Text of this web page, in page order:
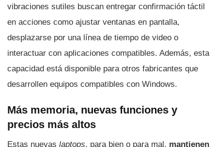
vibraciones sutiles buscan entregar confirmación táctil
en acciones como ajustar ventanas en pantalla,
desplazarse por una línea de tiempo de video o
interactuar con aplicaciones compatibles. Además, esta
capacidad está disponible para otros fabricantes que
desarrollen equipos compatibles con Windows.
Más memoria, nuevas funciones y
precios más altos
Estas nuevas laptops, para bien o para mal, mantienen